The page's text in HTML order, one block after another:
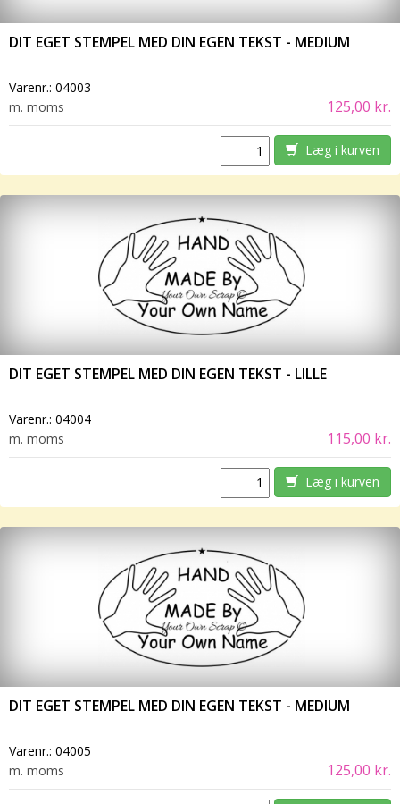
DIT EGET STEMPEL MED DIN EGEN TEKST - MEDIUM
Varenr.: 04003
m. moms
125,00 kr.
Læg i kurven
DIT EGET STEMPEL MED DIN EGEN TEKST - LILLE
Varenr.: 04004
m. moms
115,00 kr.
Læg i kurven
DIT EGET STEMPEL MED DIN EGEN TEKST - MEDIUM
Varenr.: 04005
m. moms
125,00 kr.